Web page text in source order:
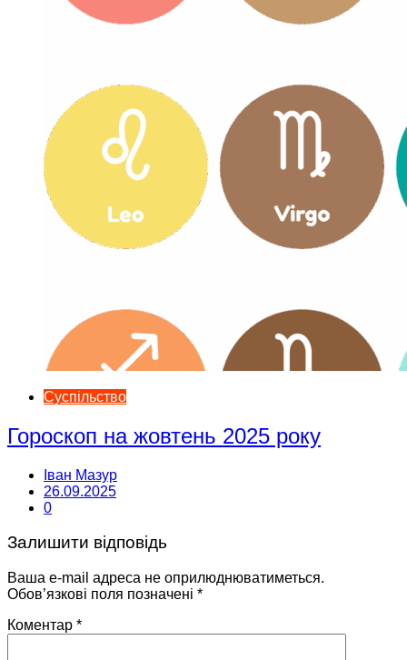
Суспільство
Гороскоп на жовтень 2025 року
Іван Мазур
26.09.2025
0
Залишити відповідь
Ваша e-mail адреса не оприлюднюватиметься.
Обов’язкові поля позначені *
Коментар *